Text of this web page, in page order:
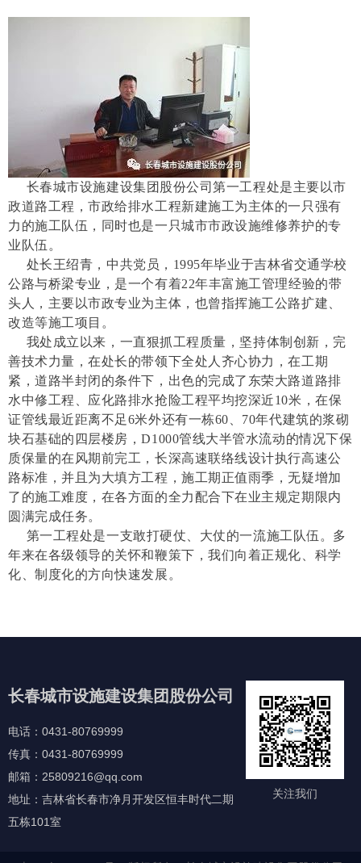
长春城市设施建设集团股份公司第一工程处是主要以市
政道路工程，市政给排水工程新建施工为主体的一只强有
力的施工队伍，同时也是一只城市市政设施维修养护的专
业队伍。
处长王绍青，中共党员，1995年毕业于吉林省交通学校
公路与桥梁专业，是一个有着22年丰富施工管理经验的带
头人，主要以市政专业为主体，也曾指挥施工公路扩建、
改造等施工项目。
我处成立以来，一直狠抓工程质量，坚持体制创新，完
善技术力量，在处长的带领下全处人齐心协力，在工期
紧，道路半封闭的条件下，出色的完成了东荣大路道路排
水中修工程、应化路排水抢险工程平均挖深近10米，在保
证管线最近距离不足6米外还有一栋60、70年代建筑的浆砌
块石基础的四层楼房，D1000管线大半管水流动的情况下保
质保量的在风期前完工，长深高速联络线设计执行高速公
路标准，并且为大填方工程，施工期正值雨季，无疑增加
了的施工难度，在各方面的全力配合下在业主规定期限内
圆满完成任务。
第一工程处是一支敢打硬仗、大仗的一流施工队伍。多
年来在各级领导的关怀和鞭策下，我们向着正规化、科学
化、制度化的方向快速发展。
关注我们
长春城市设施建设集团股份公司
电话：0431-80769999
传真：0431-80769999
邮箱：25809216@qq.com
地址：吉林省长春市净月开发区恒丰时代二期
五栋101室